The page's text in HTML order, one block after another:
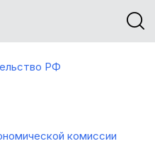
РФ
комиссии